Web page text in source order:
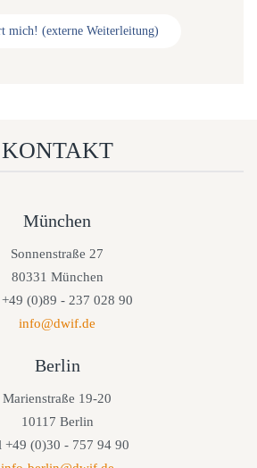
mich! (externe Weiterleitung)
KONTAKT
München
Sonnenstraße 27
80331 München
(0)89 - 237 028 90
info@dwif.de
Berlin
Marienstraße 19-20
10117 Berlin
+49 (0)30 - 757 94 90